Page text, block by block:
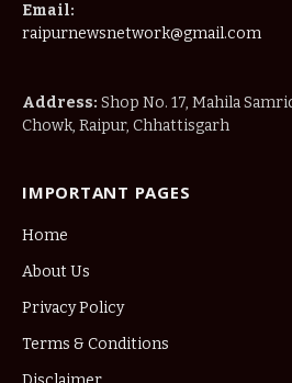
Email:
raipurnewsnetwork@gmail.com
Address: Shop No. 17, Mahila
Chowk, Raipur, Chhattisgarh
IMPORTANT PAGES
Home
About Us
Privacy Policy
Terms & Conditions